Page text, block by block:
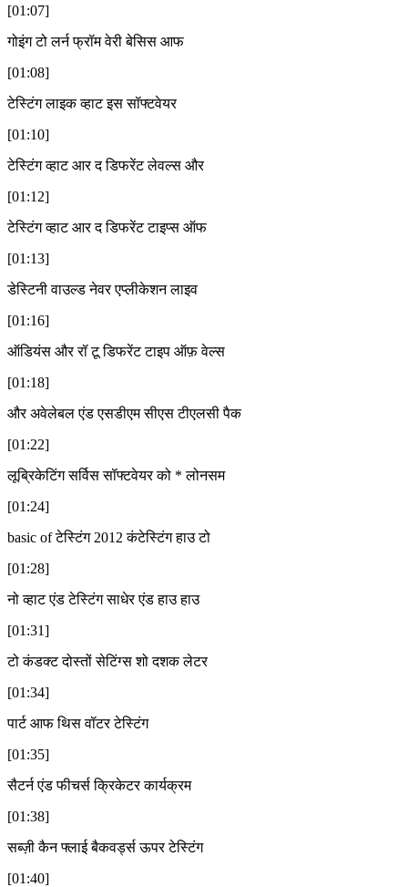
[01:07]
गोइंग टो लर्न फ्रॉम वेरी बेसिस आफ
[01:08]
टेस्टिंग लाइक व्हाट इस सॉफ्टवेयर
[01:10]
टेस्टिंग व्हाट आर द डिफरेंट लेवल्स और
[01:12]
टेस्टिंग व्हाट आर द डिफरेंट टाइप्स ऑफ
[01:13]
डेस्टिनी वाउल्ड नेवर एप्लीकेशन लाइव
[01:16]
ऑडियंस और रॉ टू डिफरेंट टाइप ऑफ़ वेल्स
[01:18]
और अवेलेबल एंड एसडीएम सीएस टीएलसी पैक
[01:22]
लूब्रिकेटिंग सर्विस सॉफ्टवेयर को * लोनसम
[01:24]
basic of टेस्टिंग 2012 कंटेस्टिंग हाउ टो
[01:28]
नो व्हाट एंड टेस्टिंग साधेर एंड हाउ हाउ
[01:31]
टो कंडक्ट दोस्तों सेटिंग्स शो दशक लेटर
[01:34]
पार्ट आफ थिस वॉटर टेस्टिंग
[01:35]
सैटर्न एंड फीचर्स क्रिकेटर कार्यक्रम
[01:38]
सब्ज़ी कैन फ्लाई बैकवर्ड्स ऊपर टेस्टिंग
[01:40]